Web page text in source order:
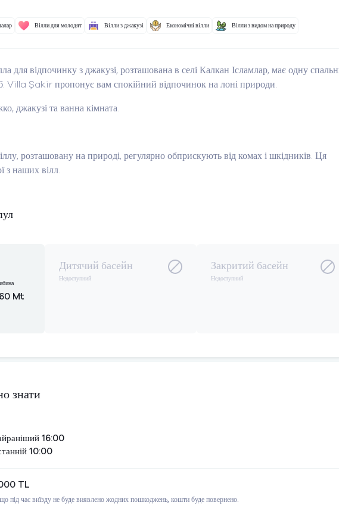
Вілли для молодят Вілли з джакузі Економічні вілли Вілли з видом на природу
для відпочинку з джакузі, розташована в селі Калкан Ісламлар, має одну
Villa Şakir пропонує вам спокійний відпочинок на лоні природи.
джакузі та ванна кімната.
розташовану на природі, регулярно обприскують від комах і шкідників. Ця
з наших вілл.
Mt
Дитячий басейн
Недоступний
Закритий басейн
Недоступний
знати
16:00
10:00
TL
під час виїзду не буде виявлено жодних пошкоджень, кошти буде повернено.